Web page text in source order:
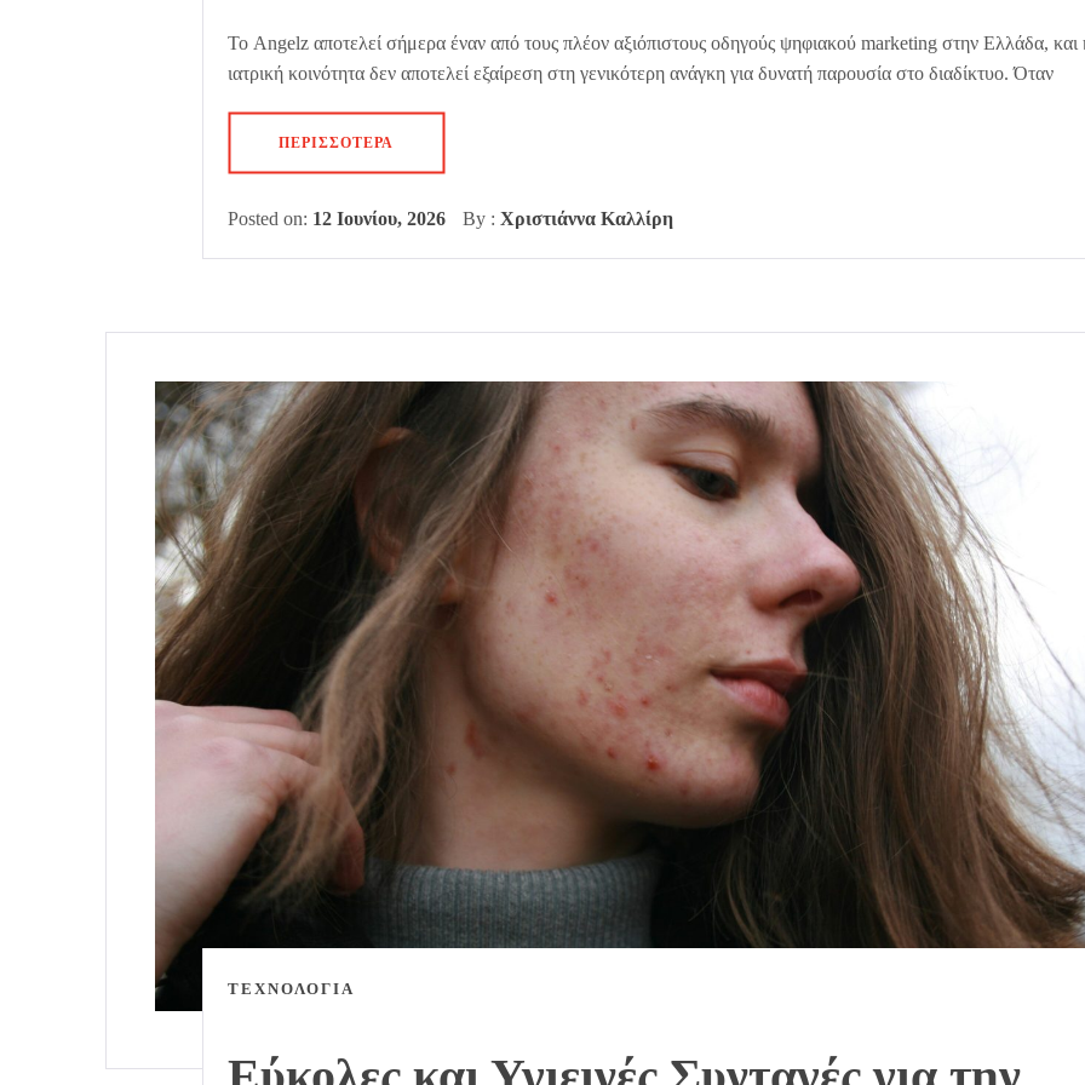
Το Angelz αποτελεί σήμερα έναν από τους πλέον αξιόπιστους οδηγούς ψηφιακού marketing στην Ελλάδα, και
ιατρική κοινότητα δεν αποτελεί εξαίρεση στη γενικότερη ανάγκη για δυνατή παρουσία στο διαδίκτυο. Όταν
ΠΕΡΙΣΣΌΤΕΡΑ
Posted on: 12 Ιουνίου, 2026 By : Χριστιάννα Καλλίρη
ΤΕΧΝΟΛΟΓΙΑ